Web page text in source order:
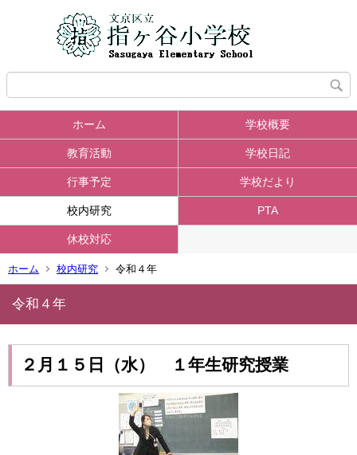
ホーム 学校概要
教育活動 学校日記
行事予定 学校だより
校内研究 PTA
休校対応
ホーム 校内研究 令和４年
令和４年
２月１５日（水） １年生研究授業